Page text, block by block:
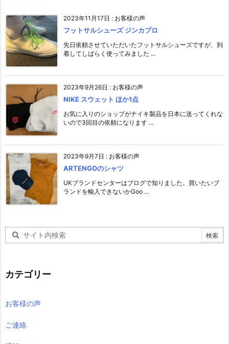
2023年11月17日 : お客様の声
フットサルシューズ ジンカプロ
先日依頼させていただいたフットサルシューズですが、到
着してしばらく使ってみました ...
2023年9月26日 : お客様の声
NIKE スウェット ほか1点
お気に入りのショップがナイキ製品を日本に送ってくれな
いので3回目の依頼になります ...
2023年9月7日 : お客様の声
ARTENGOのシャツ
UKブランドセンターはブログで知りました。買いたいブ
ランドを輸入できないかGoo ...
カテゴリー
お客様の声
ご連絡